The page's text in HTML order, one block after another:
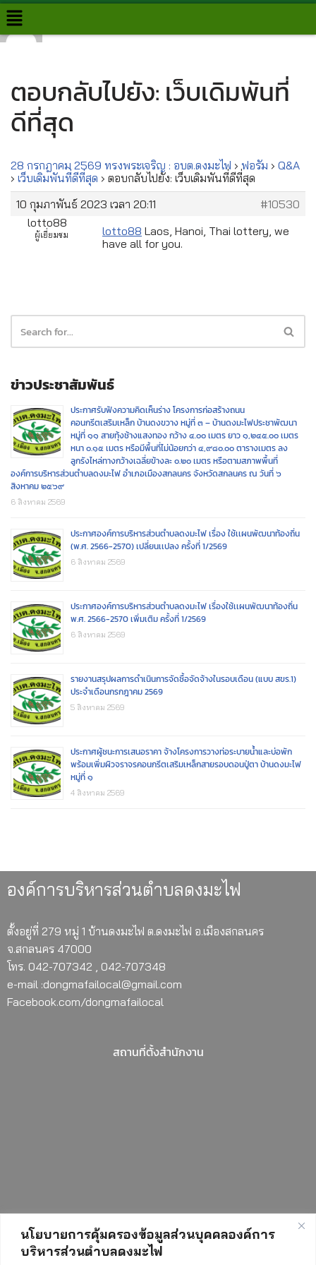
นโยบายการคุ้มครองข้อมูลส่วนบุคคลองค์การ
บริหารส่วนตำบลดงมะไฟ
Skip
ตอบกลับไปยัง: เว็บเดิมพันที่
ดีที่สุด
28 กรกฎาคม 2569 ทรงพระเจริญ : อบต.ดงมะไฟ › ฟอรั่ม › Q&A
› เว็บเดิมพันที่ดีที่สุด › ตอบกลับไปยัง: เว็บเดิมพันที่ดีที่สุด
10 กุมภาพันธ์ 2023 เวลา 20:11
#10530
lotto88
ผู้เยี่ยมชม lotto88 Laos, Hanoi, Thai lottery, we
have all for you.
ข่าวประชาสัมพันธ์
ประกาศรับฟังความคิดเห็นร่าง โครงการก่อสร้างถนน
คอนกรีตเสริมเหล็ก บ้านดงขวาง หมู่ที่ ๓ – บ้านดงมะไฟประชาพัฒนา
หมู่ที่ ๑๑ สายทุ้งช้างแสงทอง กว้าง ๔.๐๐ เมตร ยาว ๑,๒๔๕.๐๐ เมตร
หนา ๐.๑๕ เมตร หรือมีพื้นที่ไม่น้อยกว่า ๔,๙๘๐.๐๐ ตารางเมตร ลง
ลูกรังไหล่ทางกว้างเฉลี่ยข้างละ ๐.๒๐ เมตร หรือตามสภาพพื้นที่
องค์การบริหารส่วนตำบลดงมะไฟ อำเภอเมืองสกลนคร จังหวัดสกลนคร ณ วันที่ ๖
สิงหาคม ๒๕๖๙
6 สิงหาคม 2569
ประกาศองค์การบริหารส่วนตำบลดงมะไฟ เรื่อง ใช้เเผนพัฒนาท้องถิ่น
(พ.ศ. 2566-2570) เปลี่ยนเเปลง ครั้งที่ 1/2569
6 สิงหาคม 2569
ประกาศองค์การบริหารส่วนตำบลดงมะไฟ เรื่องใช้เเผนพัฒนาท้องถิ่น
พ.ศ. 2566-2570 เพิ่มเติม ครั้งที่ 1/2569
6 สิงหาคม 2569
รายงานสรุปผลการดำเนินการจัดซื้อจัดจ้างในรอบเดือน (แบบ สขร.1)
ประจำเดือนกรกฎาคม 2569
5 สิงหาคม 2569
ประกาศผู้ชนะการเสนอราคา จ้างโครงการวางท่อระบายน้ำและบ่อพัก
พร้อมเพิ่มผิวจราจรคอนกรีตเสริมเหล็กสายรอบดอนปู่ตา บ้านดงมะไฟ
หมู่ที่ ๑
4 สิงหาคม 2569
องค์การบริหารส่วนตำบลดงมะไฟ
ตั้งอยู่ที่ 279 หมู่ 1 บ้านดงมะไฟ ต.ดงมะไฟ อ.เมืองสกลนคร
จ.สกลนคร 47000
โทร. 042-707342 , 042-707348
e-mail :dongmafailocal@gmail.com
Facebook.com/dongmafailocal
สถานที่ตั้งสำนักงาน